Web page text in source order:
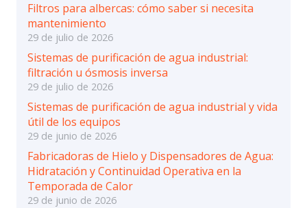
Filtros para albercas: cómo saber si necesita
mantenimiento
29 de julio de 2026
Sistemas de purificación de agua industrial:
filtración u ósmosis inversa
29 de julio de 2026
Sistemas de purificación de agua industrial y vida
útil de los equipos
29 de junio de 2026
Fabricadoras de Hielo y Dispensadores de Agua:
Hidratación y Continuidad Operativa en la
Temporada de Calor
29 de junio de 2026